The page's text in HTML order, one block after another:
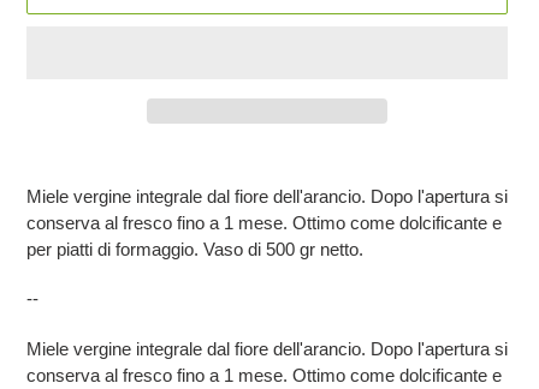
del
carrello
Miele vergine integrale dal fiore dell'arancio. Dopo l'apertura si
conserva al fresco fino a 1 mese. Ottimo come dolcificante e
per piatti di formaggio. Vaso di 500 gr netto.
--
Miele vergine integrale dal fiore dell'arancio. Dopo l'apertura si
conserva al fresco fino a 1 mese. Ottimo come dolcificante e